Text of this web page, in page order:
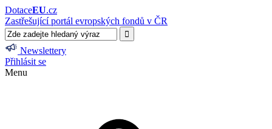
DotaceEU.cz
Zastřešující portál evropských fondů v ČR
Newslettery
Přihlásit se
Menu